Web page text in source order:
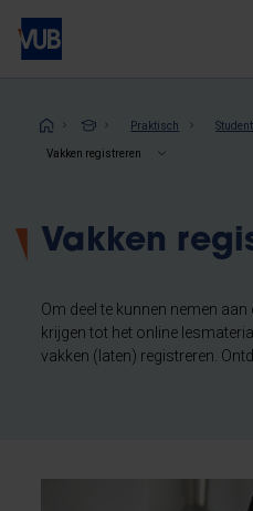
Overslaan
naar
inhoud
Praktisch
Vakken registreren
Vakken
Om deel te kunnen nemen
krijgen tot het online
vakken (laten) registreren.